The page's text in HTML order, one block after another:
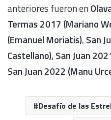
anteriores fueron en
Termas 2017 (Mariano
(Emanuel Moriatis), San
Castellano), San Juan
San Juan 2022 (Manu
Desafío de las